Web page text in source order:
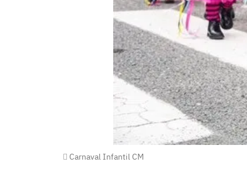
Carnaval Infantil CM